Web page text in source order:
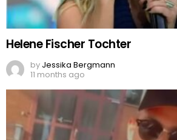
Helene Fischer Tochter
by Jessika Bergmann
11 months ago